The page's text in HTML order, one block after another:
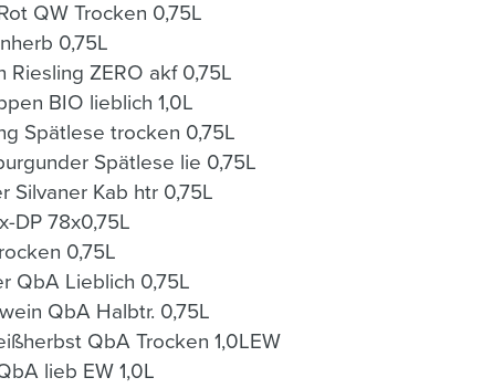
QW Trocken 0,75L
0,75L
ZERO akf 0,75L
BIO lieblich 1,0L
Spätlese trocken 0,75L
OWG Umstädter Weißburgunder Spätlese lie 0,75L
OWG Umstädter Grüner Silvaner Kab htr 0,75L
DP 78x0,75L
0,75L
QbA Lieblich 0,75L
QbA Halbtr. 0,75L
QbA Trocken 1,0LEW
lieb EW 1,0L